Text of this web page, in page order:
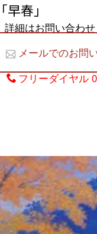
「早春」
詳細はお問い合わせ
メールでのお問
フリーダイヤル